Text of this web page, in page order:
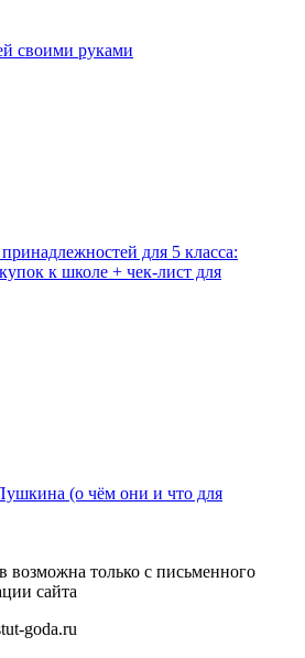
своими руками
для 5 класса:
к школе + чек-лист для
(о чём они и что для
возможна только с письменного
сайта
goda.ru